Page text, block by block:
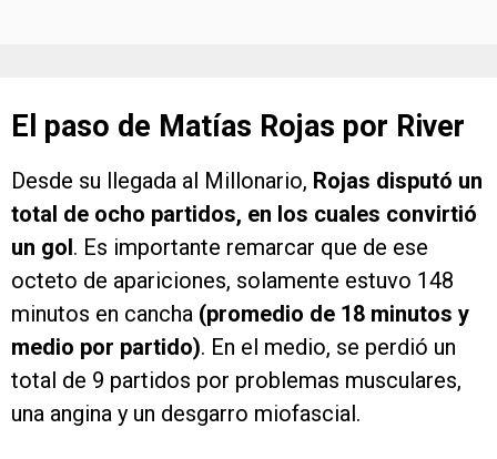
El paso de Matías Rojas por River
Desde su llegada al Millonario, Rojas disputó un
total de ocho partidos, en los cuales convirtió
un gol. Es importante remarcar que de ese
octeto de apariciones, solamente estuvo 148
minutos en cancha (promedio de 18 minutos y
medio por partido). En el medio, se perdió un
total de 9 partidos por problemas musculares,
una angina y un desgarro miofascial.